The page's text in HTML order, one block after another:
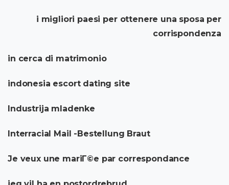
i migliori paesi per ottenere una sposa per
corrispondenza
in cerca di matrimonio
indonesia escort dating site
Industrija mladenke
Interracial Mail -Bestellung Braut
Je veux une mariГ©e par correspondance